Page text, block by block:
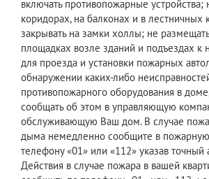
включать противопожарные устройства;
коридорах, на балконах и в лестничных
закрывать на замки холлы; не
площадках возле зданий и подъездах
для проезда и установки пожарных
обнаружении каких-либо
противопожарного оборудования в
сообщать об этом в управляющую
обслуживающую Ваш дом. В случае
дыма немедленно сообщите в
телефону «01» или «112» указав точный
Действия в случае пожара в вашей